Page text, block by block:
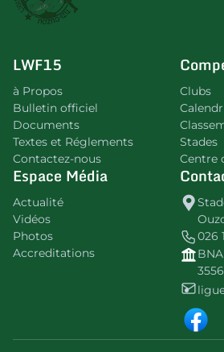
LWF15
à Propos
Bulletin officiel
Documents
Textes et Réglements
Contactez-nous
Clubs
Stades
Centre
Espace Média
Actualité
Vidéos
Photos
Accreditations
026